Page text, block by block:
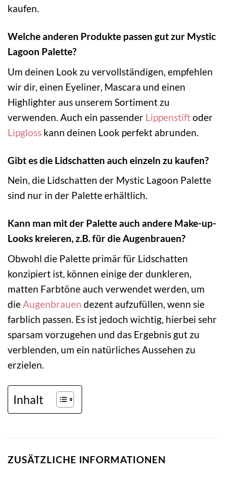
kaufen.
Welche anderen Produkte passen gut zur Mystic
Lagoon Palette?
Um deinen Look zu vervollständigen, empfehlen
wir dir, einen Eyeliner, Mascara und einen
Highlighter aus unserem Sortiment zu
verwenden. Auch ein passender Lippenstiftoder
Lipgloss kann deinen Look perfekt abrunden.
Gibt es die Lidschatten auch einzeln zu kaufen?
Nein, die Lidschatten der Mystic Lagoon Palette
sind nur in der Palette erhältlich.
Kann man mit der Palette auch andere Make-up-
Looks kreieren, z.B. für die Augenbrauen?
Obwohl die Palette primär für Lidschatten
konzipiert ist, können einige der dunkleren,
matten Farbtöne auch verwendet werden, um
dieAugenbrauen dezent aufzufüllen, wenn sie
farblich passen. Es ist jedoch wichtig, hierbei sehr
sparsam vorzugehen und das Ergebnis gut zu
verblenden, um ein natürliches Aussehen zu
erzielen.
Inhalt
ZUSÄTZLICHE INFORMATIONEN